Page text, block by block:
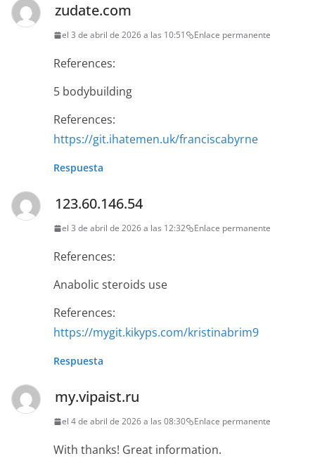
zudate.com
el 3 de abril de 2026 a las 10:51 Enlace permanente
References:
5 bodybuilding
References:
https://git.ihatemen.uk/franciscabyrne
Respuesta
123.60.146.54
el 3 de abril de 2026 a las 12:32 Enlace permanente
References:
Anabolic steroids use
References:
https://mygit.kikyps.com/kristinabrim9
Respuesta
my.vipaist.ru
el 4 de abril de 2026 a las 08:30 Enlace permanente
With thanks! Great information.